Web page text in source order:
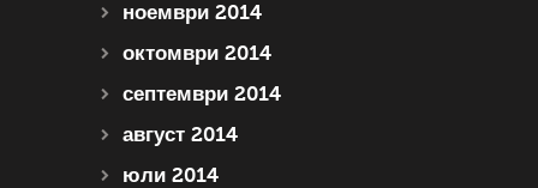
ноември 2014
октомври 2014
септември 2014
август 2014
юли 2014